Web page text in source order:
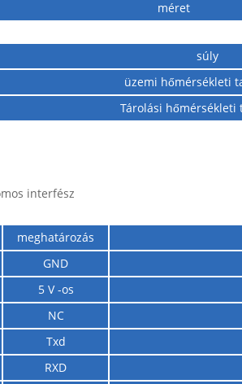
méret
súly
üzemi hőmérsékleti
Tárolási hőmérsékleti
interfész
meghatározás
GND
5 V -os
NC
Txd
RXD